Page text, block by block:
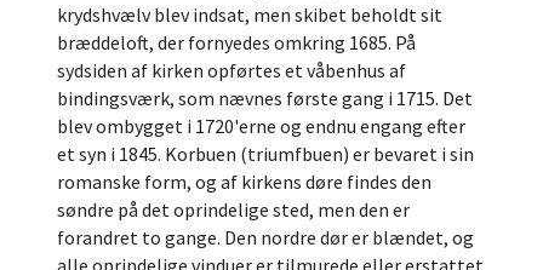
krydshvælv blev indsat, men skibet beholdt sit
bræddeloft, der fornyedes omkring 1685. På
sydsiden af kirken opførtes et våbenhus af
bindingsværk, som nævnes første gang i 1715. Det
blev ombygget i 1720'erne og endnu engang efter
et syn i 1845. Korbuen (triumfbuen) er bevaret i sin
romanske form, og af kirkens døre findes den
søndre på det oprindelige sted, men den er
forandret to gange. Den nordre dør er blændet, og
alle oprindelige vinduer er tilmurede eller erstattet